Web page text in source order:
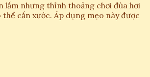
lắm nhưng thỉnh thoảng chơi đùa hơi
cắn xước. Áp dụng mẹo này được